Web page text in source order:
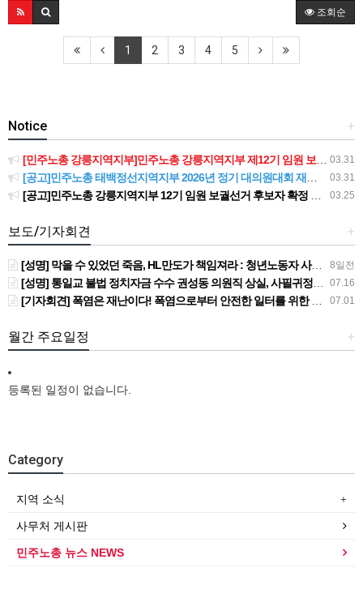
상 출처 : 공공운수노조 / 화물연대본부 공식 유튜브) 02:49 9.29 민주노총
돌봄 노동자 결의대회 개최 …
조회순
1 2 3 4 5
+
Notice
03.31
[민주노총 강릉지역지부]민주노총 강릉지역지부 제12기 임원 보궐선거결과 공고
03.31
[공고]민주노총 태백정선지역지부 2026년 정기 대의원대회 재소집 건
03.25
[공고]민주노총 강릉지역지부 12기 임원 보궐선거 후보자 확정 공고
+
보도/기자회견
8일전
[성명] 막을 수 있었던 죽음, HL만도가 책임져라 : 청년노동자 사망사고의 철저한 진상규명과 재발방지 대책 마련하라
07.16
[성명] 통일교 불법 정치자금 수수 권성동 의원직 상실, 사필귀정이다
07.01
[기자회견] 폭염은 재난이다! 폭염으로부터 안전한 일터를 위한 민주노총 강원지역본부 폭염감시단 선포 기자회견
+
월간 주요일정
등록된 일정이 없습니다.
Category
지역 소식
사무처 게시판
민주노총 뉴스 NEWS